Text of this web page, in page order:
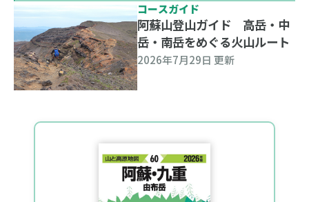
コースガイド
阿蘇山登山ガイド 高岳・中
岳・南岳をめぐる火山ルート
2026年7月29日 更新